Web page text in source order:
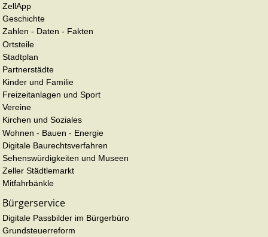
ZellApp
Geschichte
Zahlen - Daten - Fakten
Ortsteile
Stadtplan
Partnerstädte
Kinder und Familie
Freizeitanlagen und Sport
Vereine
Kirchen und Soziales
Wohnen - Bauen - Energie
Digitale Baurechtsverfahren
Sehenswürdigkeiten und Museen
Zeller Städtlemarkt
Mitfahrbänkle
Bürgerservice
Digitale Passbilder im Bürgerbüro
Grundsteuerreform